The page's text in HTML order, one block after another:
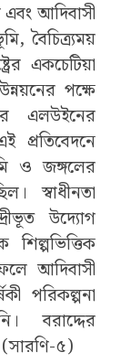
আদিবাসী
বৈচিত্র্যময়
একচেটিয়া
পক্ষে
এলউইনের
প্রতিবেদনে
ও জঙ্গলের
স্বাধীনতা
উদ্যোগ
আদিবাসী
পরিকল্পনা
বরাদ্দের
(সারণি-৫)